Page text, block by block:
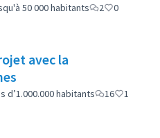
50 000 habitants 2 0
avec la
d’1.000.000 habitants 16
1